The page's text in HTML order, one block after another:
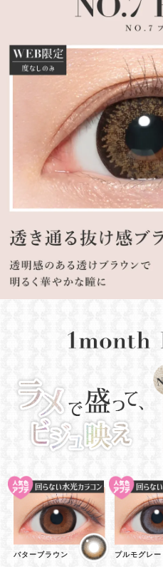
バターブラウン プルモグレー